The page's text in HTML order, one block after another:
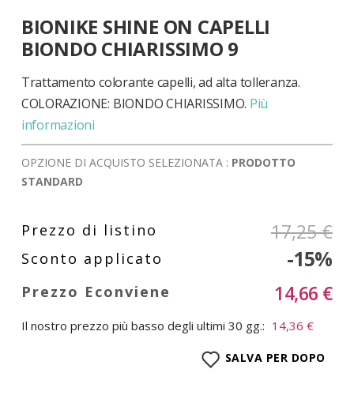
all'inizio
della
galleria
di
immagini
BIONIKE SHINE ON CAPELLI
BIONDO CHIARISSIMO 9
Trattamento colorante capelli, ad alta tolleranza.
COLORAZIONE: BIONDO CHIARISSIMO. Più
informazioni
OPZIONE DI ACQUISTO SELEZIONATA : PRODOTTO
STANDARD
17,25 €
-15%
14,66 €
Il nostro prezzo più basso degli ultimi 30 gg.: 14,36 €
SALVA PER DOPO